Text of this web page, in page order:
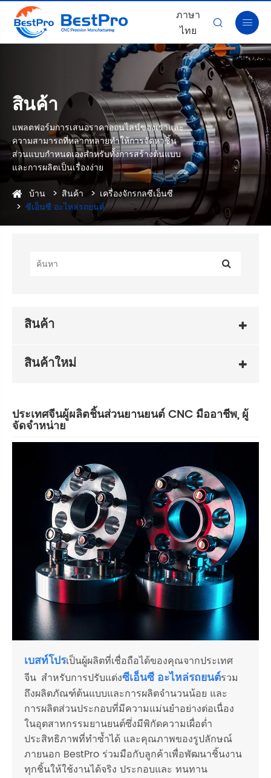
ภาษา
ไทย
 
สินค้า
แพลตฟอร์มการเสนอราคาออนไลน์ของเราและ
ความสามารถที่หลากหลายทำให้การจัดหาชิ้น
ส่วนแบบกำหนดเองสำหรับทั้งการสร้างต้นแบบ
และการผลิตเป็นเรื่องง่าย
บ้าน
สินค้า
เครื่องจักรกลซีเอ็นซี
ซีเอ็นซี อะไหล่รถยนต์
สินค้า
สินค้าใหม่
ประเทศจีนผู้ผลิตชิ้นส่วนยานยนต์ CNC มืออาชีพ, ผู้
จัดจำหน่าย
เบสท์โปรเป็นผู้ผลิตที่เชื่อถือได้ของคุณจากประเทศ
จีน สำหรับการปรับแต่งซีเอ็นซี อะไหล่รถยนต์รวม
ถึงผลิตภัณฑ์ต้นแบบและการผลิตจำนวนน้อย และ
การผลิตส่วนประกอบที่มีความแม่นยำอย่างต่อเนื่อง
ในอุตสาหกรรมยานยนต์ซึ่งมีพิกัดความเผื่อต่ำ
ประสิทธิภาพที่ทำซ้ำได้ และคุณภาพของรูปลักษณ์
ภายนอก BestPro ร่วมมือกับลูกค้าเพื่อพัฒนาชิ้นงาน
ทุกชิ้นให้ใช้งานได้จริง ประกอบและ ทนทาน